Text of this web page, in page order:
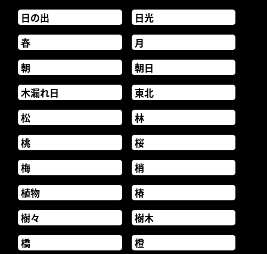
日の出
日光
春
月
朝
朝日
木漏れ日
東北
松
林
桃
桜
梅
梢
植物
椿
樹々
樹木
橋
橙